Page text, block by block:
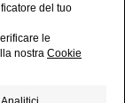
del tuo
le
nostra Cookie